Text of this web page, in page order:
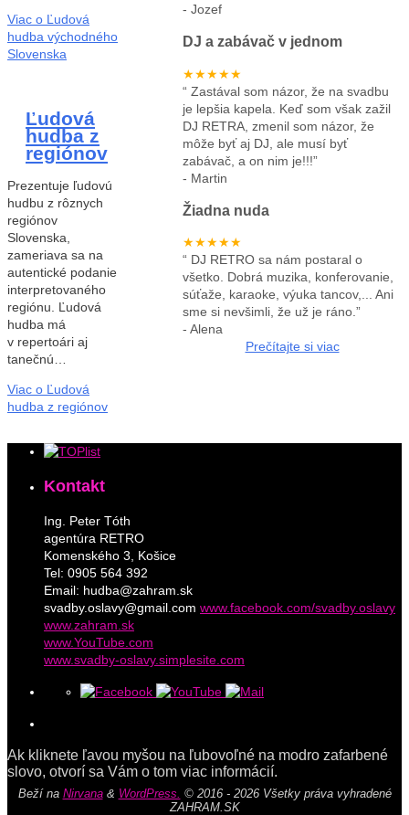
Viac o Ľudová
hudba východného
Slovenska
Ľudová
hudba z
regiónov
Prezentuje ľudovú
hudbu z rôznych
regiónov
Slovenska,
zameriava sa na
autentické podanie
interpretovaného
regiónu. Ľudová
hudba má
v repertoári aj
tanečnú…
Viac o Ľudová
hudba z regiónov
- Jozef
DJ a zabávač v jednom
★★★★★
“ Zastával som názor, že na svadbu
je lepšia kapela. Keď som však zažil
DJ RETRA, zmenil som názor, že
môže byť aj DJ, ale musí byť
zabávač, a on nim je!!!”
- Martin
Žiadna nuda
★★★★★
“ DJ RETRO sa nám postaral o
všetko. Dobrá muzika, konferovanie,
súťaže, karaoke, výuka tancov,... Ani
sme si nevšimli, že už je ráno.”
- Alena
Prečítajte si viac
Kontakt
Ing. Peter Tóth
agentúra RETRO
Komenského 3, Košice
Tel: 0905 564 392
Email: hudba@zahram.sk
svadby.oslavy@gmail.com www.facebook.com/svadby.oslavy
www.zahram.sk
www.YouTube.com
www.svadby-oslavy.simplesite.com
Ak kliknete ľavou myšou na ľubovoľné na modro zafarbené
slovo, otvorí sa Vám o tom viac informácií.
Beží na Nirvana& WordPress. © 2016 - 2026 Všetky práva vyhradené
ZAHRAM.SK